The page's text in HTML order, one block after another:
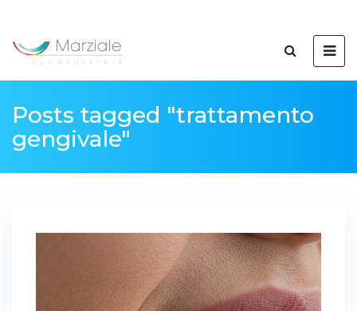
Posts tagged "trattamento
gengivale"